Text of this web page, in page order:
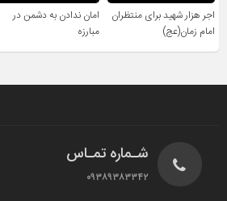
اجر هزار شهید برای منتظران
امام زمان(عج)
امان ندادن به دشمن در
مبارزه
شـماره تمـاس
۰۹۳۸۹۳۸۳۳۴۲